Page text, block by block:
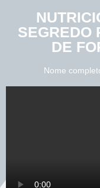
SEGREDO
DE
Nome